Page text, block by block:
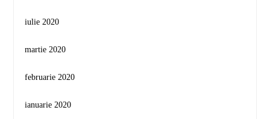
iulie 2020
martie 2020
februarie 2020
ianuarie 2020